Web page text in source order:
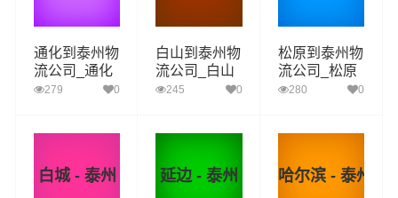
通化到泰州物
流公司_通化
到泰州货运_
279 0
白山到泰州物
流公司_白山
到泰州货运_
245 0
松原到泰州物
流公司_松原
到泰州货运_
280 0
白城 - 泰州 延边 - 泰州 哈尔滨 - 泰州